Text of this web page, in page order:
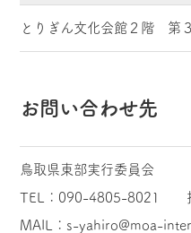
とりぎん文化会館２階 第
お問い合わせ先
鳥取県東部実行委員会
TEL：090-4805-8021 担
MAIL：s-yahiro@moa-